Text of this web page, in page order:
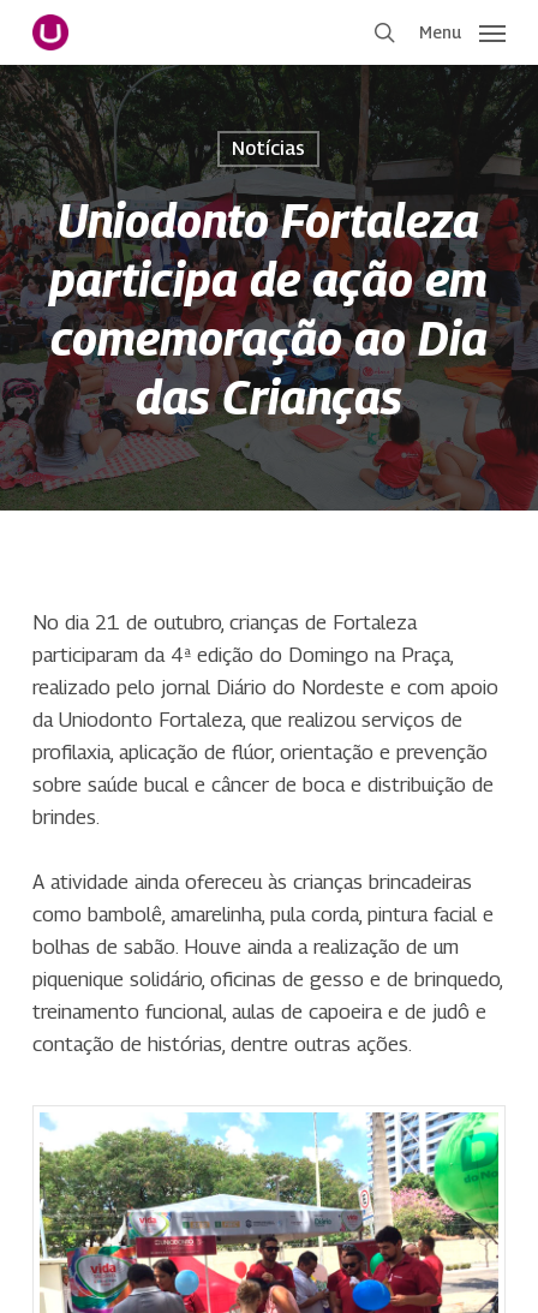
Pular
para
o
conteúdo
principal
Menu
Notícias
Uniodonto Fortaleza
participa de ação em
comemoração ao Dia
das Crianças
No dia 21 de outubro, crianças de Fortaleza
participaram da 4ª edição do Domingo na Praça,
realizado pelo jornal Diário do Nordeste e com apoio
da Uniodonto Fortaleza, que realizou serviços de
profilaxia, aplicação de flúor, orientação e prevenção
sobre saúde bucal e câncer de boca e distribuição de
brindes.
A atividade ainda ofereceu às crianças brincadeiras
como bambolê, amarelinha, pula corda, pintura facial e
bolhas de sabão. Houve ainda a realização de um
piquenique solidário, oficinas de gesso e de brinquedo,
treinamento funcional, aulas de capoeira e de judô e
contação de histórias, dentre outras ações.